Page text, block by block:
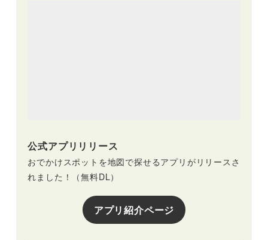
公式アプリリリース
おでかけスポットを地図で探せるアプリがリリースさ
れました！（無料DL）
アプリ紹介ページ